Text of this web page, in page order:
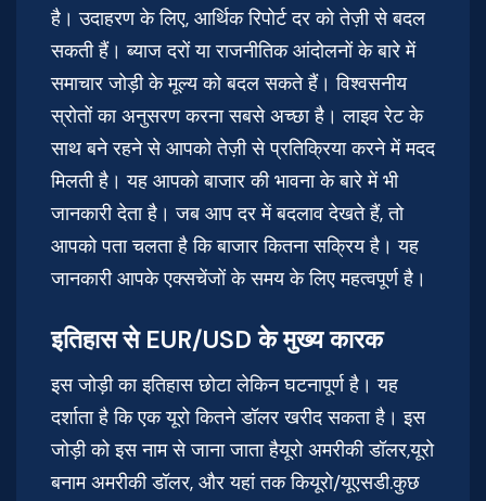
है। उदाहरण के लिए, आर्थिक रिपोर्ट दर को तेज़ी से बदल
सकती हैं। ब्याज दरों या राजनीतिक आंदोलनों के बारे में
समाचार जोड़ी के मूल्य को बदल सकते हैं। विश्वसनीय
स्रोतों का अनुसरण करना सबसे अच्छा है। लाइव रेट के
साथ बने रहने से आपको तेज़ी से प्रतिक्रिया करने में मदद
मिलती है। यह आपको बाजार की भावना के बारे में भी
जानकारी देता है। जब आप दर में बदलाव देखते हैं, तो
आपको पता चलता है कि बाजार कितना सक्रिय है। यह
जानकारी आपके एक्सचेंजों के समय के लिए महत्वपूर्ण है।
इतिहास से EUR/USD के मुख्य कारक
इस जोड़ी का इतिहास छोटा लेकिन घटनापूर्ण है। यह
दर्शाता है कि एक यूरो कितने डॉलर खरीद सकता है। इस
जोड़ी को इस नाम से जाना जाता हैयूरो अमरीकी डॉलर,यूरो
बनाम अमरीकी डॉलर, और यहां तक ​​कियूरो/यूएसडी.कुछ